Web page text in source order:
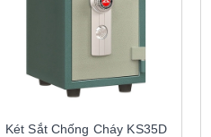
Két Sắt Chống Cháy KS35D